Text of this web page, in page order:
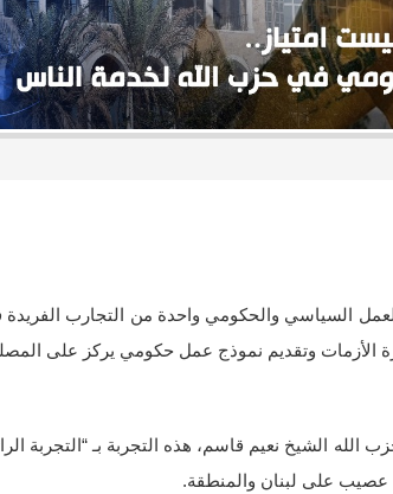
السياسي والحكومي واحدة من التجارب
الأزمات وتقديم نموذج عمل حكومي يركز على
الله الشيخ نعيم قاسم، هذه التجربة بـ “التجربة
على لبنان والمنطقة.